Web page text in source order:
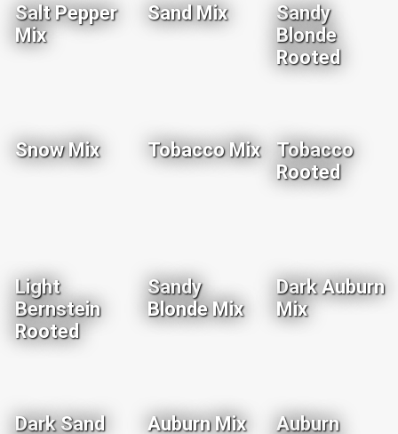
Salt Pepper
Mix
Sand Mix
Sandy
Blonde
Rooted
Snow Mix Tobacco Mix
Tobacco
Rooted
Light
Bernstein
Rooted
Sandy
Blonde Mix
Dark Auburn
Mix
Dark Sand
Auburn Mix
Auburn